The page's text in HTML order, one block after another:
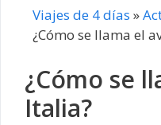
Viajes de 4 días »
¿Cómo se llama el
¿Cómo se
Italia?